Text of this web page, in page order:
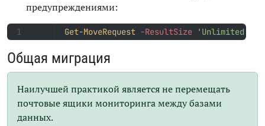
предупреждениями:
Get-MoveRequest -ResultSize 'Unlimited'
Общая миграция
Наилучшей практикой является не перемещать
почтовые ящики мониторинга между базами
данных.